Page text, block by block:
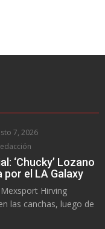
7, 2026
‘Chucky’ Lozano
por el LA Galaxy
Hirving
las canchas, luego de